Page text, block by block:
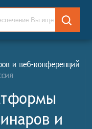
и веб-конференций
и